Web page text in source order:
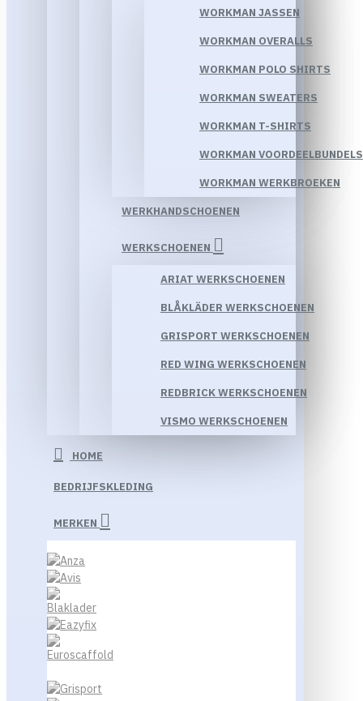
WORKMAN JASSEN
WORKMAN OVERALLS
WORKMAN POLO SHIRTS
WORKMAN SWEATERS
WORKMAN T-SHIRTS
WORKMAN VOORDEELBUNDELS
WORKMAN WERKBROEKEN
WERKHANDSCHOENEN
WERKSCHOENEN
ARIAT WERKSCHOENEN
BLÅKLÄDER WERKSCHOENEN
GRISPORT WERKSCHOENEN
RED WING WERKSCHOENEN
REDBRICK WERKSCHOENEN
VISMO WERKSCHOENEN
HOME
BEDRIJFSKLEDING
MERKEN